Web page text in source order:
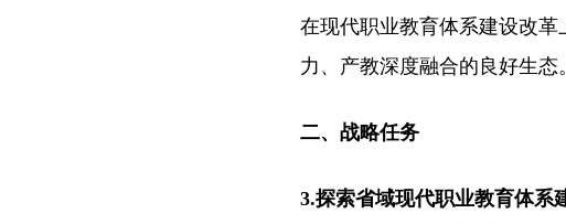
在现代职业教育体系建设改
力、产教深度融合的良好生态。
二、战略任务
3.探索省域现代职业教育体系